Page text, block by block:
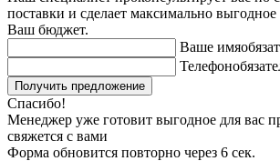
поставки и сделает максимально
Ваш бюджет.
Ваше имя
Телефон
Получить предложение
Спасибо!
Менеджер уже готовит выгодное для вас
свяжется с вами
Форма обновится повторно через 6 сек.